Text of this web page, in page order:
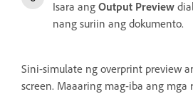
Isara ang Output Preview
nang suriin ang dokumento.
Sini-simulate ng overprint preview
screen. Maaaring mag-iba ang mga